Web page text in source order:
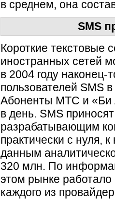
в среднем, она
SMS
Короткие текстовые
иностранных сетей
в 2004 году наконец-
пользователей SMS
Абоненты МТС и «Би
в день. SMS
разрабатывающим
практически с нуля,
данным
320 млн. По
этом рынке
каждого из